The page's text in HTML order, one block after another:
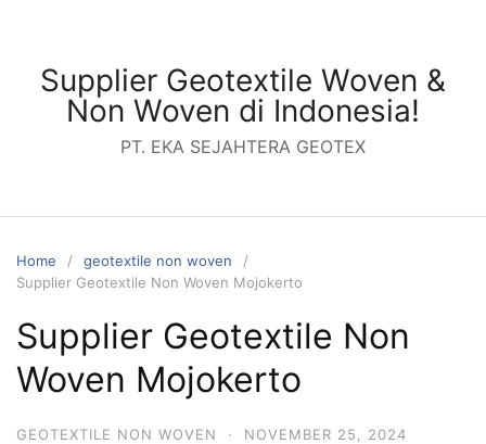
contentSupplier Geotextile Woven &
Non Woven di Indonesia!
PT. EKA SEJAHTERA GEOTEX
Home
geotextile non woven
Supplier Geotextile Non Woven Mojokerto
Supplier Geotextile Non
Woven Mojokerto
GEOTEXTILE NON WOVEN · NOVEMBER 25, 2024